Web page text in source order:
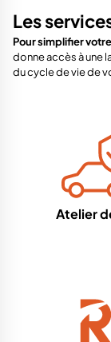
Les
Pour simplifier
donne accès à une
du cycle de vie de
Atelier